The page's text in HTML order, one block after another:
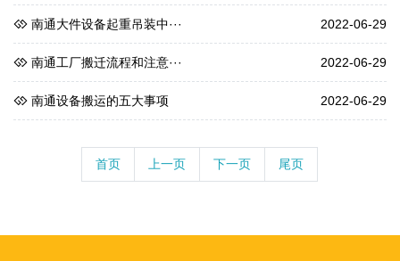
南通大件设备起重吊装中··· 2022-06-29
南通工厂搬迁流程和注意··· 2022-06-29
南通设备搬运的五大事项 2022-06-29
首页 上一页 下一页 尾页